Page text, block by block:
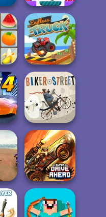
Vex 7
Endless Truck
4 Biker Street